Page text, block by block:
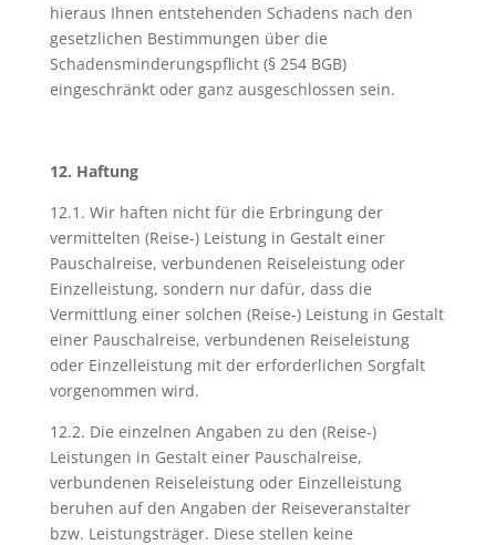
hieraus Ihnen entstehenden Schadens nach den
gesetzlichen Bestimmungen über die
Schadensminderungspflicht (§ 254 BGB)
eingeschränkt oder ganz ausgeschlossen sein.
12. Haftung
12.1. Wir haften nicht für die Erbringung der
vermittelten (Reise-) Leistung in Gestalt einer
Pauschalreise, verbundenen Reiseleistung oder
Einzelleistung, sondern nur dafür, dass die
Vermittlung einer solchen (Reise-) Leistung in Gestalt
einer Pauschalreise, verbundenen Reiseleistung
oder Einzelleistung mit der erforderlichen Sorgfalt
vorgenommen wird.
12.2. Die einzelnen Angaben zu den (Reise-)
Leistungen in Gestalt einer Pauschalreise,
verbundenen Reiseleistung oder Einzelleistung
beruhen auf den Angaben der Reiseveranstalter
bzw. Leistungsträger. Diese stellen keine